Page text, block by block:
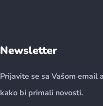
Newsletter
Prijavite se sa Vašom email
kako bi primali novosti.